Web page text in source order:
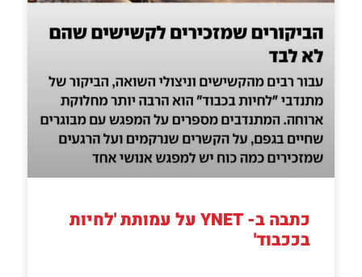
כתבה ב- YNET על עמותת 'לחיות
בככבוד'